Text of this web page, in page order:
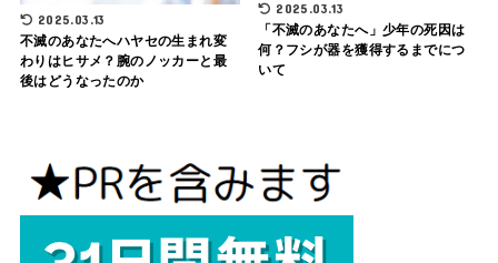
2025.03.13
不滅のあなたへハヤセの生まれ変
わりはヒサメ？腕のノッカーと最
後はどうなったのか
2025.03.13
「不滅のあなたへ」少年の死因は
何？フシが器を獲得するまでにつ
いて